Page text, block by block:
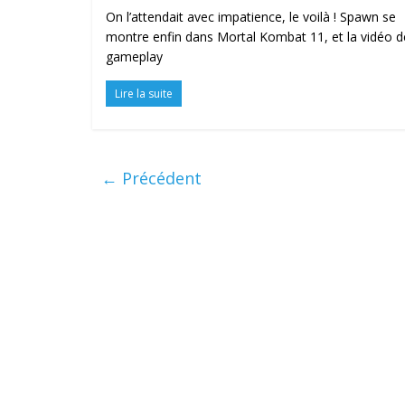
On l’attendait avec impatience, le voilà ! Spawn se
montre enfin dans Mortal Kombat 11, et la vidéo
gameplay
Lire la suite
← Précédent